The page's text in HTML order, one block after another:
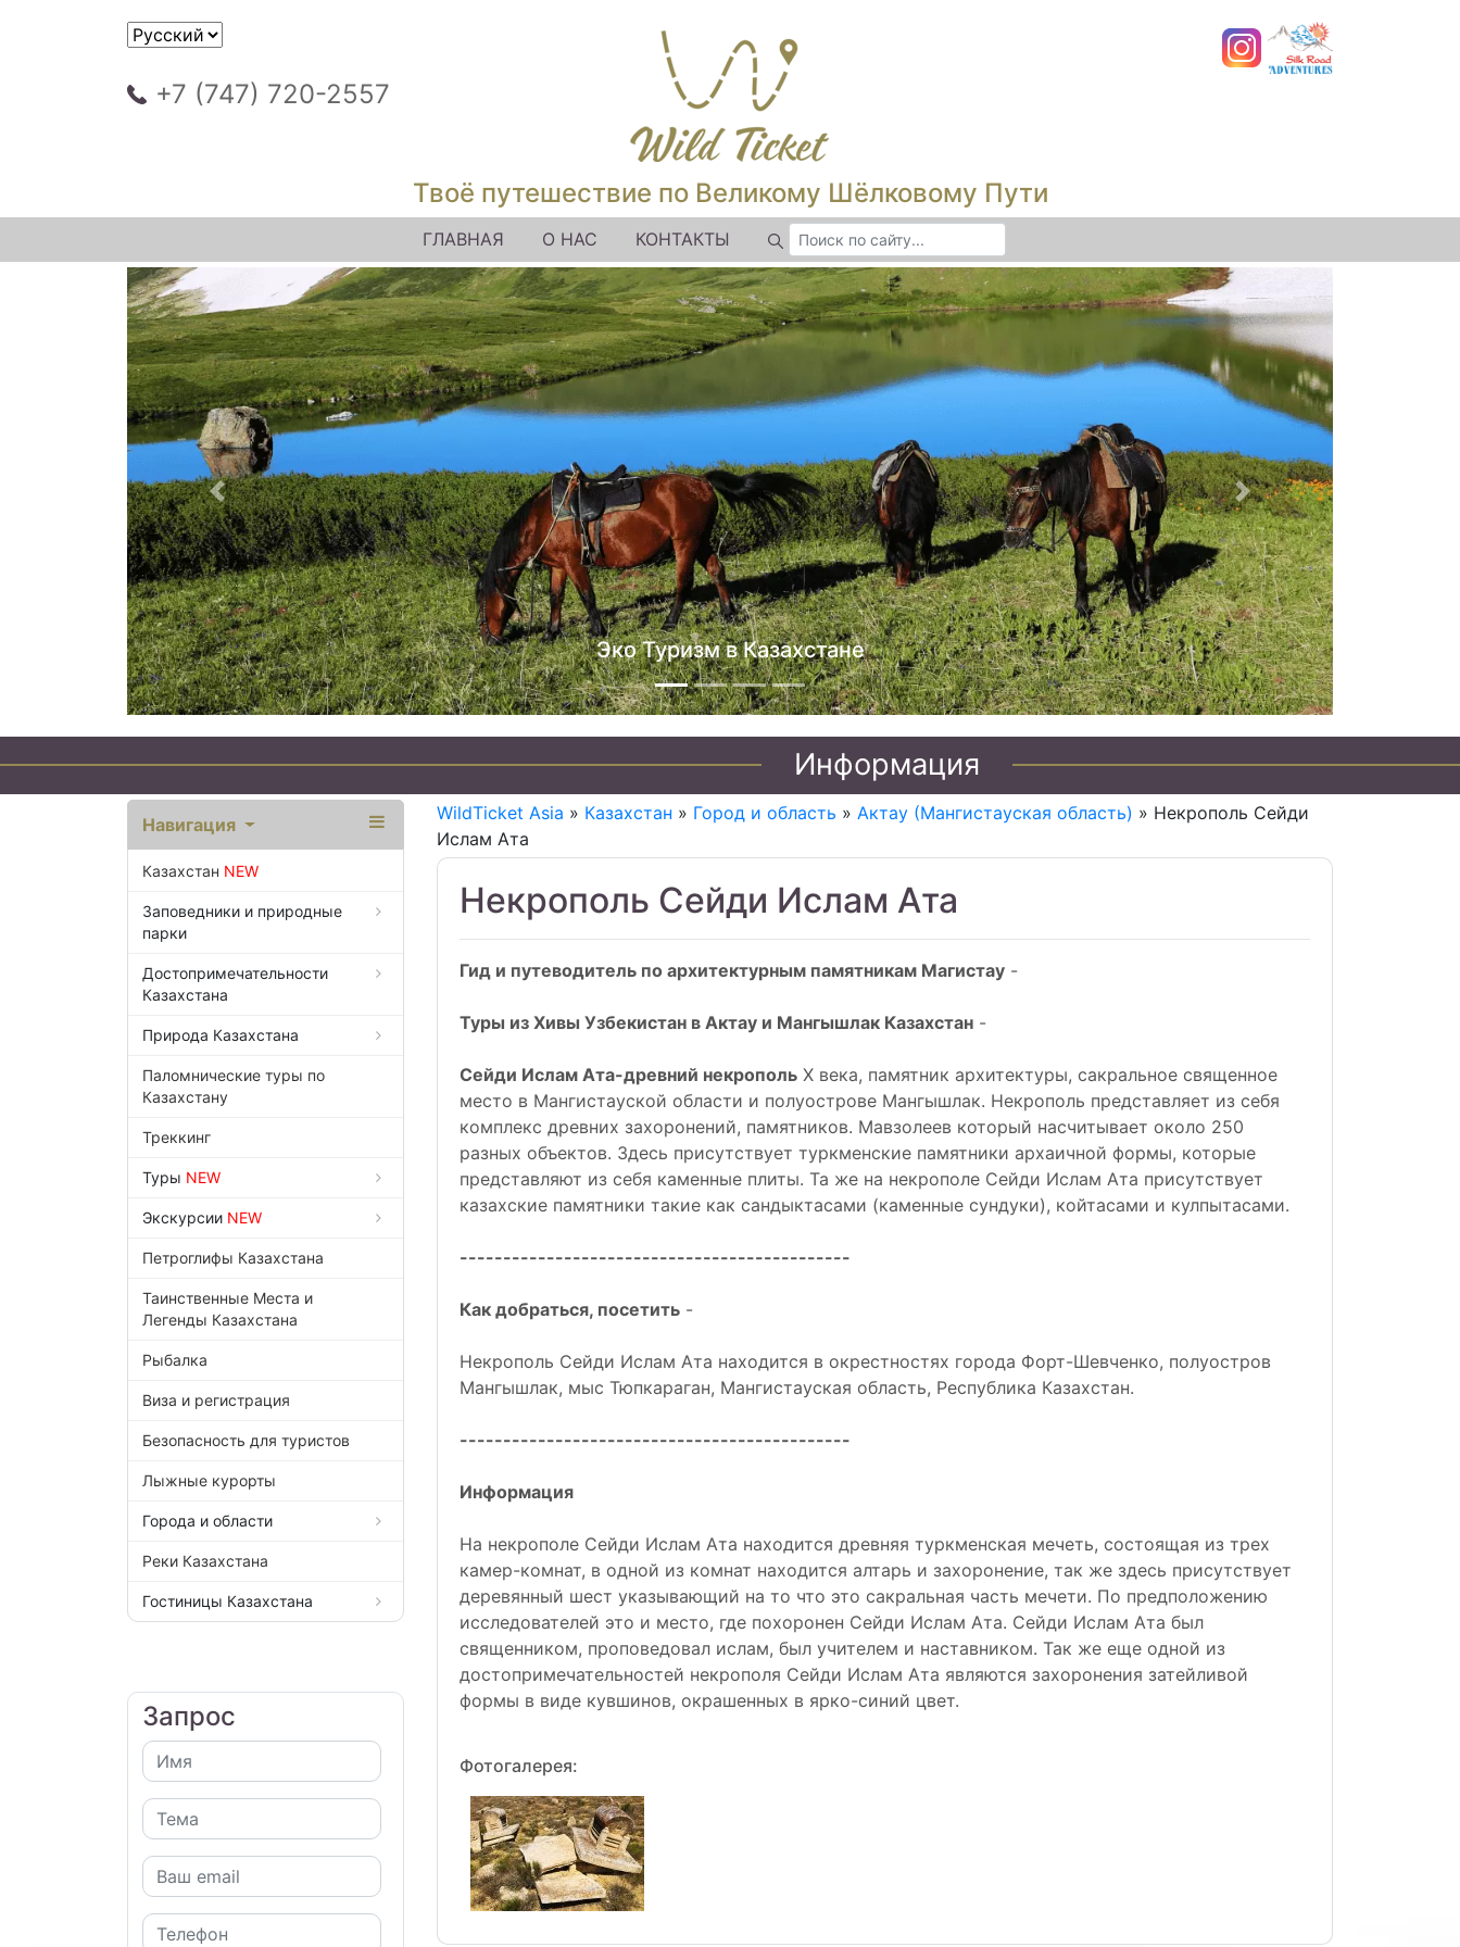
+7 (747) 720-2557
Твоё путешествие по Великому Шёлковому Пути
ГЛАВНАЯ О НАС КОНТАКТЫ
Эко Туризм в Казахстане
Предыдущий Следующий
Информация
Навигация
Казахстан NEW
Заповедники и природные
парки
Достопримечательности
Казахстана
Природа Казахстана
Паломнические туры по
Казахстану
Треккинг
Туры NEW
Экскурсии NEW
Петроглифы Казахстана
Таинственные Места и
Легенды Казахстана
Рыбалка
Виза и регистрация
Безопасность для туристов
Лыжные курорты
Города и области
Реки Казахстана
Гостиницы Казахстана
Запрос
WildTicket Asia » Казахстан » Город и область » Актау (Мангистауская область) » Некрополь Сейди
Ислам Ата
Некрополь Сейди Ислам Ата
Гид и путеводитель по архитектурным памятникам Магистау -
Туры из Хивы Узбекистан в Актау и Мангышлак Казахстан -
Сейди Ислам Ата-древний некрополь X века, памятник архитектуры, сакральное священное
место в Мангистауской области и полуострове Мангышлак. Некрополь представляет из себя
комплекс древних захоронений, памятников. Мавзолеев который насчитывает около 250
разных объектов. Здесь присутствует туркменские памятники архаичной формы, которые
представляют из себя каменные плиты. Та же на некрополе Сейди Ислам Ата присутствует
казахские памятники такие как сандыктасами (каменные сундуки), койтасами и кулпытасами.
---------------------------------------------
Как добраться, посетить -
Некрополь Сейди Ислам Ата находится в окрестностях города Форт-Шевченко, полуостров
Мангышлак, мыс Тюпкараган, Мангистауская область, Республика Казахстан.
---------------------------------------------
Информация
На некрополе Сейди Ислам Ата находится древняя туркменская мечеть, состоящая из трех
камер-комнат, в одной из комнат находится алтарь и захоронение, так же здесь присутствует
деревянный шест указывающий на то что это сакральная часть мечети. По предположению
исследователей это и место, где похоронен Сейди Ислам Ата. Сейди Ислам Ата был
священником, проповедовал ислам, был учителем и наставником. Так же еще одной из
достопримечательностей некрополя Сейди Ислам Ата являются захоронения затейливой
формы в виде кувшинов, окрашенных в ярко-синий цвет.
Фотогалерея: